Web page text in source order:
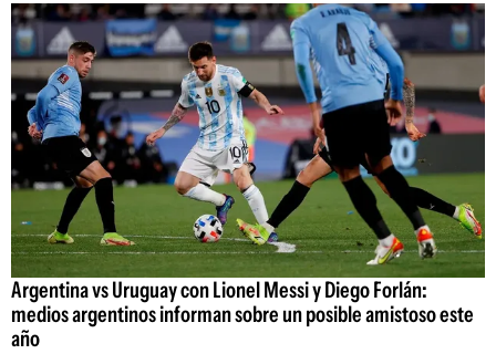
Argentina vs Uruguay con Lionel Messi y Diego Forlán:
medios argentinos informan sobre un posible amistoso este
año